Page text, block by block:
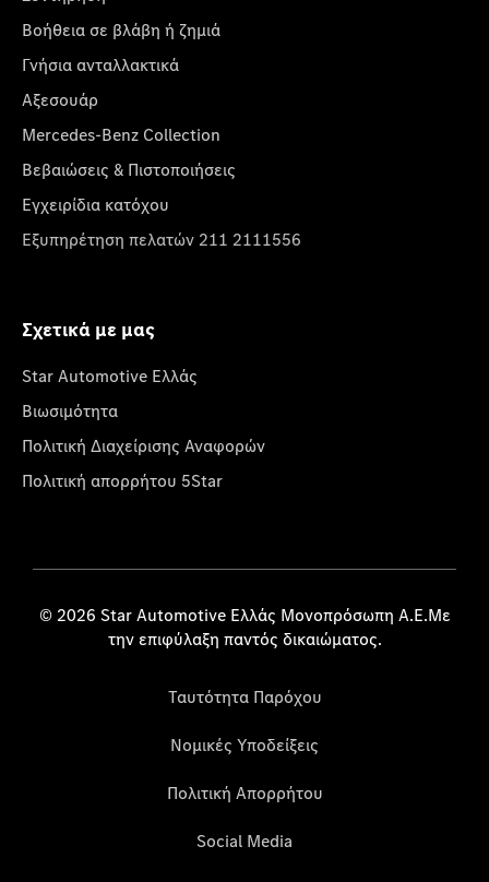
Βοήθεια σε βλάβη ή ζημιά
Γνήσια ανταλλακτικά
Αξεσουάρ
Mercedes-Benz Collection
Βεβαιώσεις & Πιστοποιήσεις
Εγχειρίδια κατόχου
Εξυπηρέτηση πελατών 211 2111556
Σχετικά με μας
Star Automotive Ελλάς
Βιωσιμότητα
Πολιτική Διαχείρισης Αναφορών
Πολιτική απορρήτου 5Star
© 2026 Star Automotive Ελλάς Μονοπρόσωπη Α.Ε.Με
την επιφύλαξη παντός δικαιώματος.
Ταυτότητα Παρόχου
Νομικές Υποδείξεις
Πολιτική Απορρήτου
Social Media